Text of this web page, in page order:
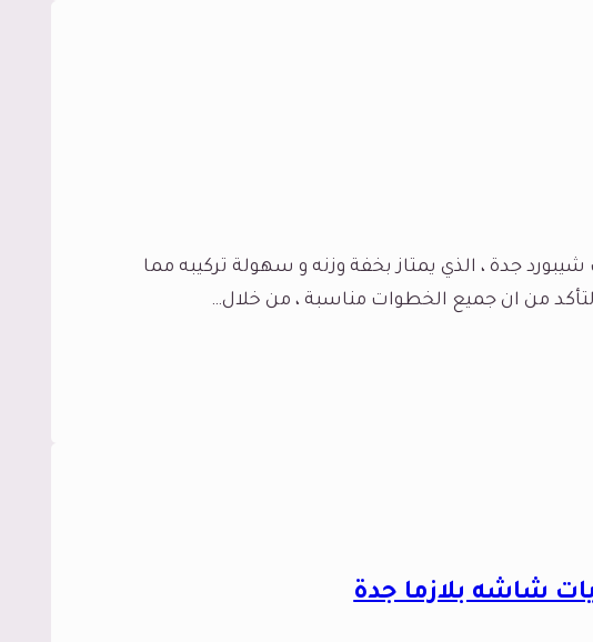
جدة ، الذي يمتاز بخفة وزنه و سهولة تركيبه مما
من ان جميع الخطوات مناسبة ، من خلال…